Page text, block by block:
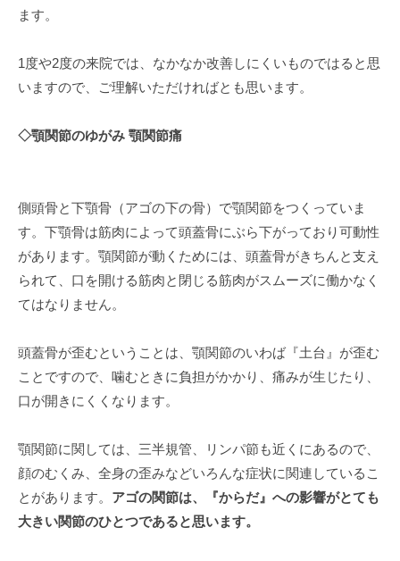
ます。
1度や2度の来院では、なかなか改善しにくいものではると思
いますので、ご理解いただければとも思います。
◇顎関節のゆがみ 顎関節痛
側頭骨と下顎骨（アゴの下の骨）で顎関節をつくっていま
す。下顎骨は筋肉によって頭蓋骨にぶら下がっており可動性
があります。顎関節が動くためには、頭蓋骨がきちんと支え
られて、口を開ける筋肉と閉じる筋肉がスムーズに働かなく
てはなりません。
頭蓋骨が歪むということは、顎関節のいわば『土台』が歪む
ことですので、噛むときに負担がかかり、痛みが生じたり、
口が開きにくくなります。
顎関節に関しては、三半規管、リンパ節も近くにあるので、
顔のむくみ、全身の歪みなどいろんな症状に関連しているこ
とがあります。 アゴの関節は、『からだ』への影響がとても
大きい関節のひとつであると思います。